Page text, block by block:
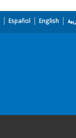
English
Español